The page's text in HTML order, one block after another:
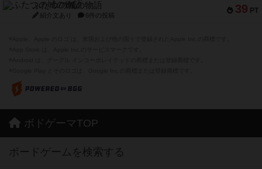
39 PT
ふたつの城の物語
紹介文あり 6件の投稿
ボドゲーマTOP
ボードゲームを検索する